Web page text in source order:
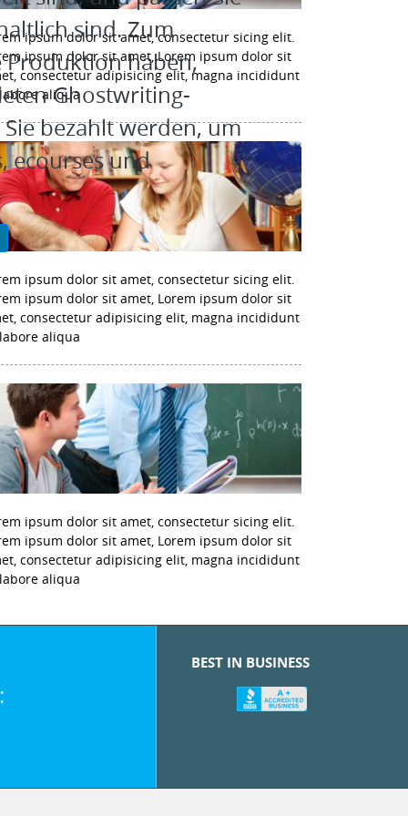
sind. Zum
Produktion haben,
Ghostwriting-
bezahlt werden, um
ecourses und
ipsum dolor sit amet, consectetur sicing elit.
ipsum dolor sit amet, Lorem ipsum dolor sit
consectetur adipisicing elit, magna incididunt
aliqua
ipsum dolor sit amet, consectetur sicing elit.
ipsum dolor sit amet, Lorem ipsum dolor sit
consectetur adipisicing elit, magna incididunt
aliqua
ipsum dolor sit amet, consectetur sicing elit.
ipsum dolor sit amet, Lorem ipsum dolor sit
consectetur adipisicing elit, magna incididunt
aliqua
BEST IN BUSINESS